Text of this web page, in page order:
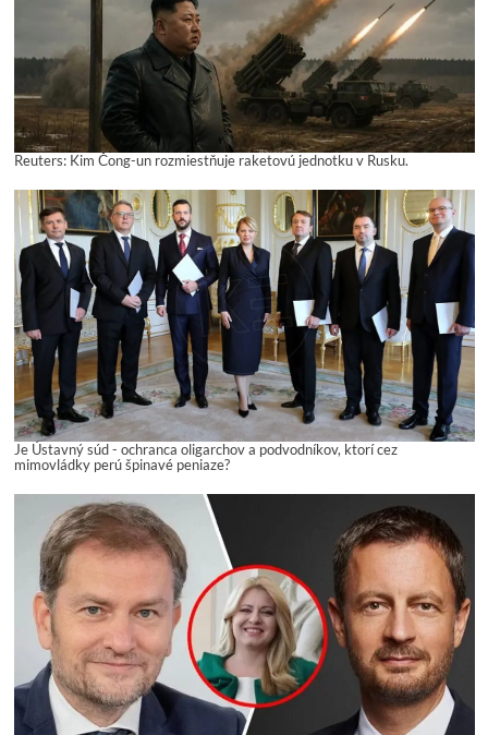
Reuters: Kim Čong-un rozmiestňuje raketovú jednotku v Rusku.
Je Ústavný súd - ochranca oligarchov a podvodníkov, ktorí cez
mimovládky perú špinavé peniaze?